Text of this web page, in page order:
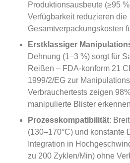
Produktionsausbeute (≥95
Verfügbarkeit reduzieren die
Gesamtverpackungskosten
Erstklassiger
Dehnung (1–3 %) sorgt für
Reißen – FDA-konform 21
1999/2/EG zur
Verbrauchertests zeigen
manipulierte Blister
Prozesskompatibilität:
(130–170°C) und konstante
Integration in
zu 200 Zyklen/Min) ohne